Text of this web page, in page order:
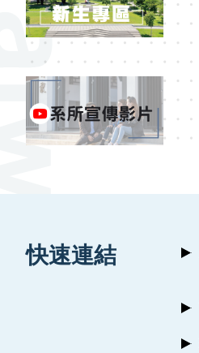
快速連結